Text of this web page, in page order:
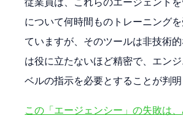
について何時間ものトレーニング
ていますが、そのツールは非技術
は役に立たないほど精密で、エン
ベルの指示を必要とすることが判明
この「エージェンシー」の失敗は、